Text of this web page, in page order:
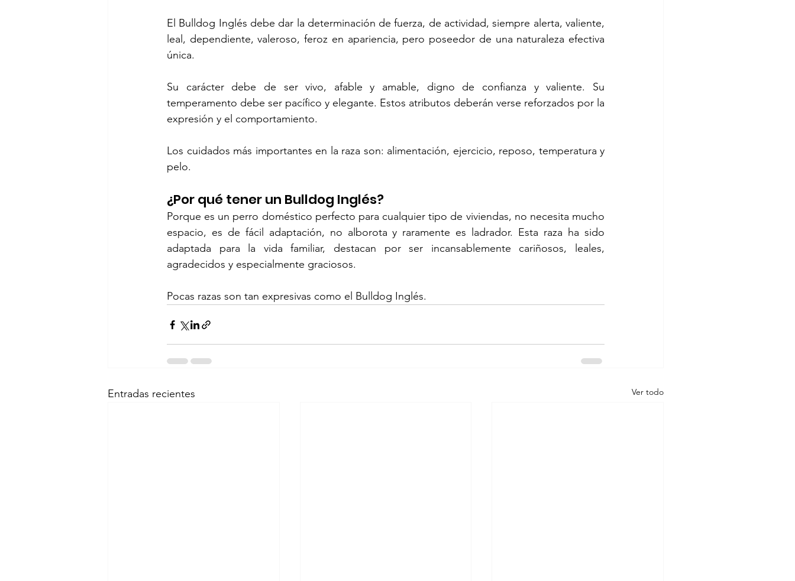
El Bulldog Inglés debe dar la determinación de fuerza, de actividad, siempre alerta, valiente,
leal, dependiente, valeroso, feroz en apariencia, pero poseedor de una naturaleza efectiva
única.
Su carácter debe de ser vivo, afable y amable, digno de confianza y valiente. Su
temperamento debe ser pacífico y elegante. Estos atributos deberán verse reforzados por la
expresión y el comportamiento.
Los cuidados más importantes en la raza son: alimentación, ejercicio, reposo, temperatura y
pelo.
¿Por qué tener un Bulldog Inglés?
Porque es un perro doméstico perfecto para cualquier tipo de viviendas, no necesita mucho
espacio, es de fácil adaptación, no alborota y raramente es ladrador. Esta raza ha sido
adaptada para la vida familiar, destacan por ser incansablemente cariñosos, leales,
agradecidos y especialmente graciosos.
Pocas razas son tan expresivas como el Bulldog Inglés.
Entradas recientes Ver todo